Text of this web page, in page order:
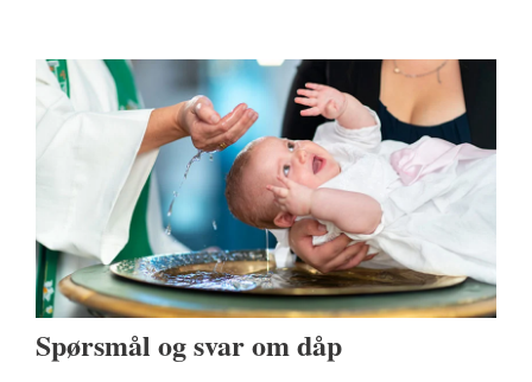
Spørsmål og svar om dåp